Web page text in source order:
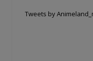
Tweets by